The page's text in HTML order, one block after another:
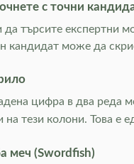
с точни
да търсите експертни
кандидат може да
цифра в два реда
на тези колони. Това е
меч (Swordfish)